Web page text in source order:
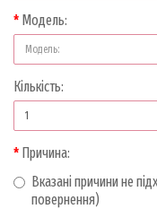
Модель:
Кількість:
Причина:
Вказані причини не
повернення)